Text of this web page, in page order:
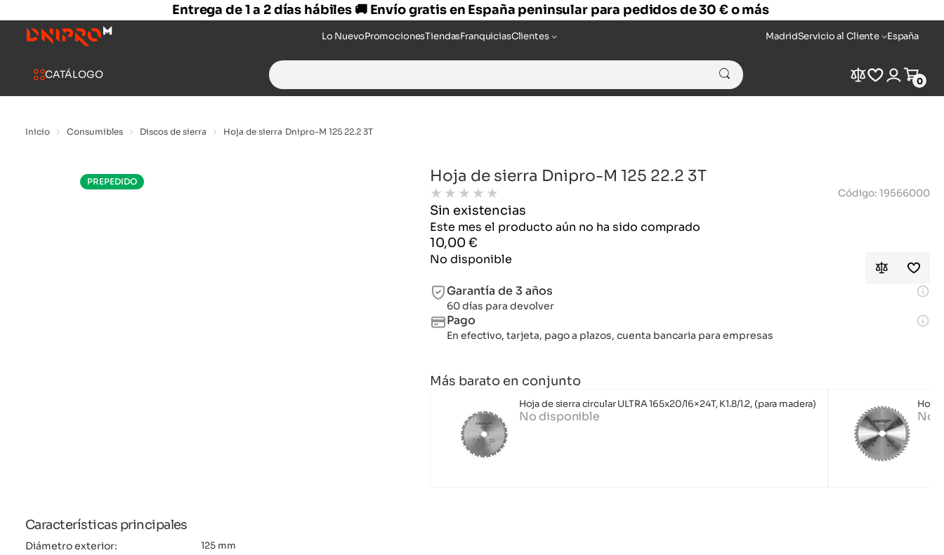
Entrega de 1 a 2 días hábiles 🚚 Envío gratis en España peninsular para pedidos de 30 € o más
Lo NuevoPromocionesTiendasFranquiciasClientes MadridServicio al Cliente España
CATÁLOGO
Search
for:
Compare
Wishlist
Login
Cart
0
Inicio Consumibles Discos de sierra Hoja de sierra Dnipro-M 125 22.2 3T
PREPEDIDO
Características principales
Diámetro exterior: 125 mm
Hoja de sierra Dnipro-M 125 22.2 3T
★ ★ ★ ★ ★ Código: 19566000
Sin existencias
Este mes el producto aún no ha sido comprado
10,00 €
No disponible
Garantía de 3 años
60 días para devolver
Pago
En efectivo, tarjeta, pago a plazos, cuenta bancaria para empresas
Más barato en conjunto
Hoja de sierra circular ULTRA 165x20/16×24T, K1.8/1.2, (para madera)
No disponible
Hoja
No